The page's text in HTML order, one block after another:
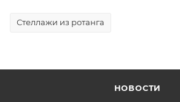
Стеллажи из ротанга
НОВОСТИ